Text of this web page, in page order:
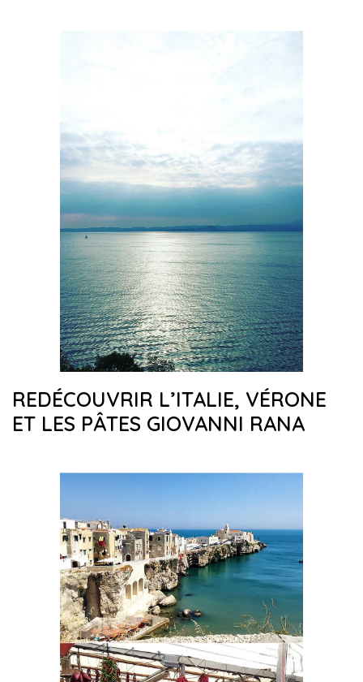
REDÉCOUVRIR L’ITALIE, VÉRONE
ET LES PÂTES GIOVANNI RANA